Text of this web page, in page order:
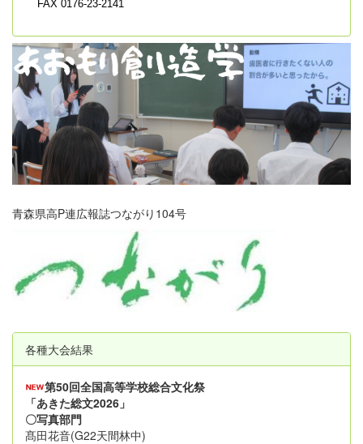
FAX 0176-23-2141
青森県高P連広報誌つながり104号
各種大会結果
第50回全国高等学校総合文化祭
「あきた総文2026」
〇写真部門
髙田花音(G22天間林中)